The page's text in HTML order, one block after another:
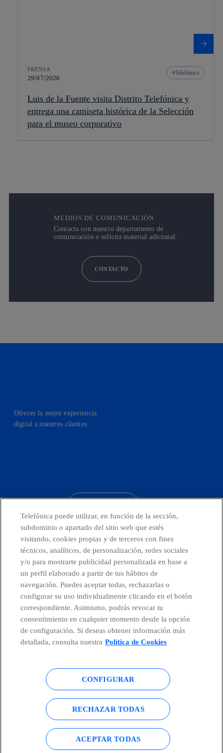
PRENSA
29/07/2026
Telefónica
Luis de la Fuente visita Distrito Telefónica y
entrega una camiseta histórica de la Selección
para el museo corporativo
MEDIOS DE COMUNICACIÓN
Contacta con nuestro departamento de
comunicación o solicita material adicional.
CONTACTO
Ofrecer la mejor experiencia
digital a nuestros clientes.
Telefónica en redes sociales
Canal de Denuncias
Centro Global Transparencia
Política de cookies Aviso legal
Accesibilidad Política de privacidad
Mapa del sitio
Telefónica puede utilizar, en función de la sección,
subdominio o apartado del sitio web que estés
visitando, cookies propias y de terceros con fines
técnicos, analíticos, de personalización, redes sociales
y/o para mostrarte publicidad personalizada en base a
un perfil elaborado a partir de tus hábitos de
navegación. Puedes aceptar todas, rechazarlas o
configurar su uso individualmente clicando en el botón
correspondiente. Asimismo, podrás revocar tu
consentimiento en cualquier momento desde la opción
de configuración. Si deseas obtener información más
detallada, consulta nuestra Política de Cookies
CONFIGURAR
RECHAZAR TODAS
ACEPTAR TODAS